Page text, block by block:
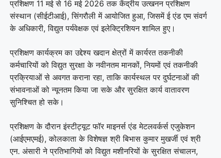
प्रशिक्षण 11 मई से 16 मई 2026 तक केंद्रीय उत्खनन प्रशिक्षण
संस्थान (सीईटीआई), सिंगरौली में आयोजित हुआ, जिसमें ई एंड एम संवर्ग
के अधिकारी, विद्युत पर्यवेक्षक एवं इलेक्ट्रिशियन शामिल हुए।
प्रशिक्षण कार्यक्रम का उद्देश्य खदान क्षेत्रों में कार्यरत तकनीकी
कर्मचारियों को विद्युत सुरक्षा के नवीनतम मानकों, नियमों एवं तकनीकी
प्रक्रियाओं से अवगत कराना रहा, ताकि कार्यस्थल पर दुर्घटनाओं की
संभावनाओं को न्यूनतम किया जा सके और सुरक्षित कार्य वातावरण
सुनिश्चित हो सके।
प्रशिक्षण के दौरान इंस्टीट्यूट फॉर माइनर्स एंड मेटलवर्कर्स एजुकेशन
(आईएमएमई), कोलकाता के विशेषज्ञ श्री बिभास कुमार मुखर्जी एवं श्री
एन. अंसारी ने प्रतिभागियों को विद्युत मशीनरियों के सुरक्षित संचालन,